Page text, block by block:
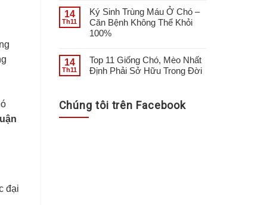
đại
14
Th11
Ký Sinh Trùng Máu Ở Chó –
Căn Bệnh Không Thể Khỏi
100%
14
Th11
Top 11 Giống Chó, Mèo Nhất
Định Phải Sở Hữu Trong Đời
Chúng tôi trên Facebook